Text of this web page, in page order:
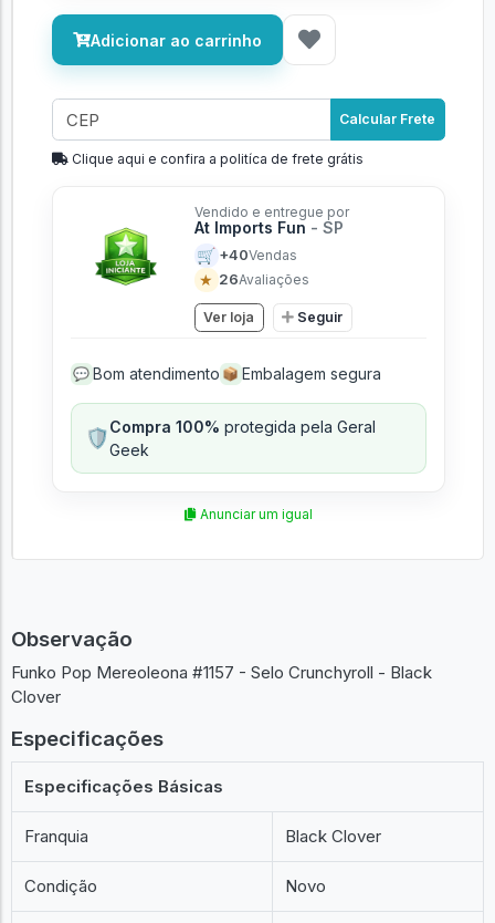
Adicionar ao carrinho
Calcular Frete
Clique aqui e confira a politíca de frete grátis
Vendido e entregue por
At Imports Fun - SP
🛒 +40Vendas
★ 26Avaliações
Ver loja Seguir
💬 Bom atendimento 📦 Embalagem segura
🛡️Compra 100% protegida pela Geral
Geek
Anunciar um igual
Observação
Funko Pop Mereoleona #1157 - Selo Crunchyroll - Black
Clover
Especificações
Especificações Básicas
Franquia Black Clover
Condição Novo